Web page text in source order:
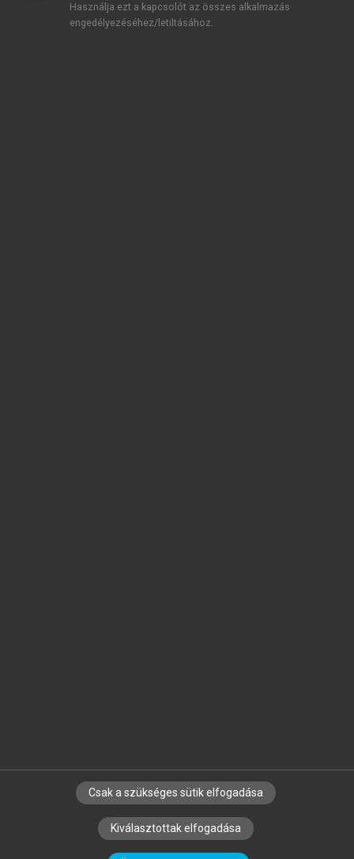
SZERZŐKNEK CÉGEKNEK KÖNYVTÁROSOKNAK
SZERKESZTÉSI ÉS LEKTORÁLÁSI ALAPELVEK
Használja ezt a kapcsolót az összes alkalmazás
engedélyezéséhez/letiltásához.
Csak a szükséges sütik elfogadása
Kiválasztottak elfogadása